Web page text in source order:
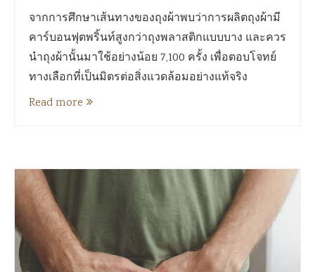
จากการศึกษาเส้นทางของถุงผ้าพบว่าการผลิตถุงผ้ามี
คาร์บอนฟุตพริ้นท์สูงกว่าถุงพลาสติกแบบบาง และควร
นำถุงผ้านั้นมาใช้อย่างน้อย 7,100 ครั้ง เพื่อตอบโจทย์
ทางเลือกที่เป็นมิตรต่อสิ่งแวดล้อมอย่างแท้จริง
Read more